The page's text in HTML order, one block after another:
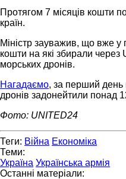
Протягом 7 місяців кошти
країн.
Міністр зауважив, що вже у
кошти на які збирали
морських дронів.
Нагадаємо, за перший день
дронів задонейтили понад
Фото: UNITED24
Теги: Війна Економіка
Теми:
Україна Українська армія
Останні матеріали: